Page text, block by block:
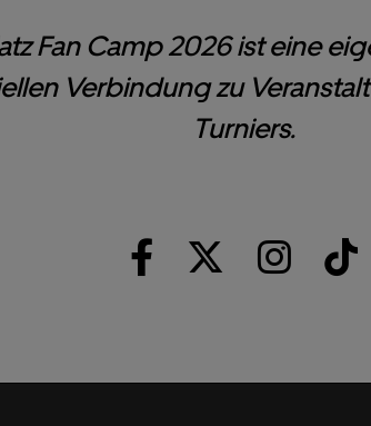
Fan Camp 2026 ist eine
Verbindung zu
Turniers.